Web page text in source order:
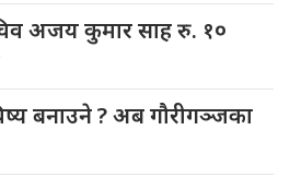
अजय कुमार साह रु. १०
बनाउने ? अब गौरीगञ्जका